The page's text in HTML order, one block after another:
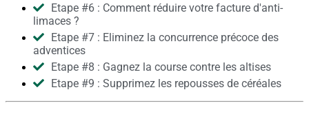
Etape #6 : Comment réduire votre facture d'anti-
limaces ?
Etape #7 : Eliminez la concurrence précoce des
adventices
Etape #8 : Gagnez la course contre les altises
Etape #9 : Supprimez les repousses de céréales